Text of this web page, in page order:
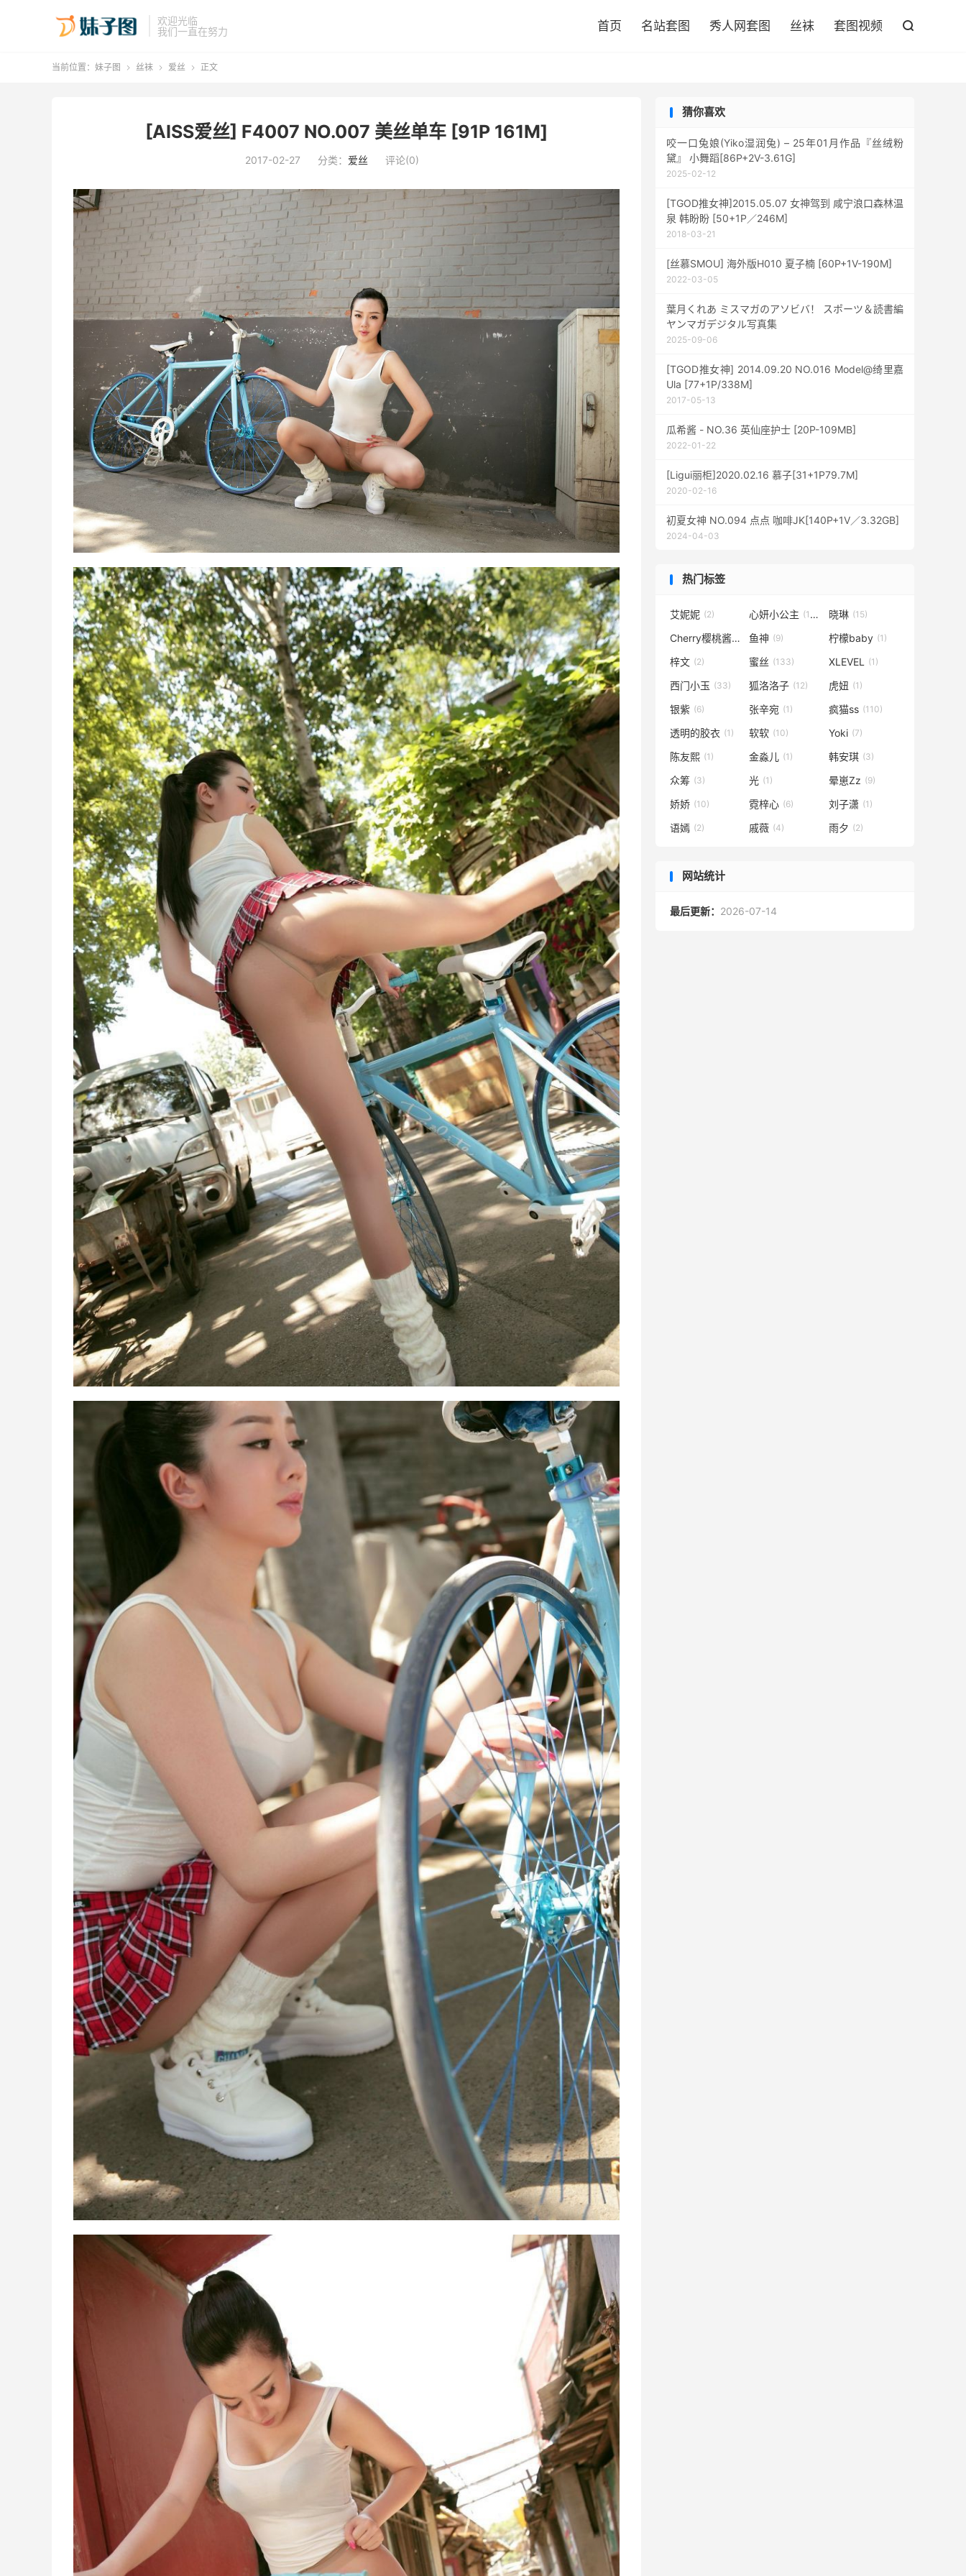
欢迎光临
我们一直在努力
首页 名站套图 秀人网套图 丝袜 套图视频 
当前位置： 妹子图  丝袜  爱丝  正文
[AISS爱丝] F4007 NO.007 美丝单车 [91P 161M]
2017-02-27 分类： 爱丝 评论(0)
猜你喜欢
咬一口兔娘(Yiko湿润兔) – 25年01月作品『丝绒粉
黛』 小舞蹈[86P+2V-3.61G]
2025-02-12
[TGOD推女神]2015.05.07 女神驾到 咸宁浪口森林温
泉 韩盼盼 [50+1P／246M]
2018-03-21
[丝慕SMOU] 海外版H010 夏子楠 [60P+1V-190M]
2022-03-05
葉月くれあ ミスマガのアソビバ！ スポーツ＆読書編
ヤンマガデジタル写真集
2025-09-06
[TGOD推女神] 2014.09.20 NO.016 Model@绮里嘉
Ula [77+1P/338M]
2017-05-13
瓜希酱 - NO.36 英仙座护士 [20P-109MB]
2022-01-22
[Ligui丽柜]2020.02.16 慕子[31+1P79.7M]
2020-02-16
初夏女神 NO.094 点点 咖啡JK[140P+1V／3.32GB]
2024-04-03
热门标签
艾妮妮 (2) 心妍小公主 (145) 晓琳 (15)
Cherry樱桃酱(20)鱼神 (9) 柠檬baby (1)
梓文 (2) 蜜丝 (133) XLEVEL (1)
西门小玉 (33) 狐洛洛子 (12) 虎妞 (1)
银紫 (6) 张辛宛 (1) 疯猫ss (110)
透明的胶衣 (1) 软软 (10) Yoki (7)
陈友熙 (1) 金淼儿 (1) 韩安琪 (3)
众筹 (3) 光 (1) 晕崽Zz (9)
娇娇 (10) 霓梓心 (6) 刘子潇 (1)
语嫣 (2) 戚薇 (4) 雨夕 (2)
网站统计
最后更新： 2026-07-14